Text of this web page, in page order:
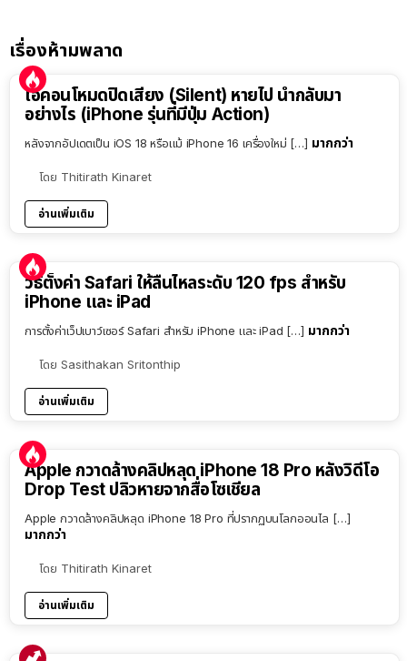
เรื่องห้ามพลาด
ไอคอนโหมดปิดเสียง (Silent) หายไป นำกลับมา
อย่างไร (iPhone รุ่นที่มีปุ่ม Action)
หลังจากอัปเดตเป็น iOS 18 หรือแม้ iPhone 16 เครื่องใหม่ […] มากกว่า
โดย Thitirath Kinaret
อ่านเพิ่มเติม
วิธีตั้งค่า Safari ให้ลื่นไหลระดับ 120 fps สำหรับ
iPhone และ iPad
การตั้งค่าเว็ปเบาว์เซอร์ Safari สำหรับ iPhone และ iPad […] มากกว่า
โดย Sasithakan Sritonthip
อ่านเพิ่มเติม
Apple กวาดล้างคลิปหลุด iPhone 18 Pro หลังวิดีโอ
Drop Test ปลิวหายจากสื่อโซเชียล
Apple กวาดล้างคลิปหลุด iPhone 18 Pro ที่ปรากฏบนโลกออนไล […]
มากกว่า
โดย Thitirath Kinaret
อ่านเพิ่มเติม